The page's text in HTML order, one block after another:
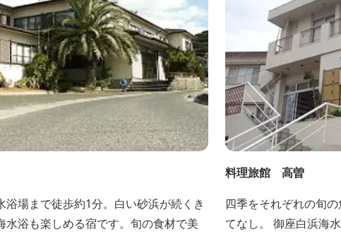
浴場まで徒歩約1分。白い砂浜が続くき
水浴も楽しめる宿です。旬の食材で美
料理旅館 高曽
四季をそれぞれの旬
てなし。 御座白浜海